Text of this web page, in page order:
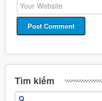
Tìm kiếm